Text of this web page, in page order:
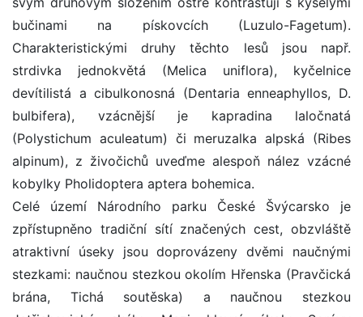
bučinami na pískovcích (Luzulo-Fagetum).
Charakteristickými druhy těchto lesů jsou např.
strdivka jednokvětá (Melica uniflora), kyčelnice
devítilistá a cibulkonosná (Dentaria enneaphyllos, D.
bulbifera), vzácnější je kapradina laločnatá
(Polystichum aculeatum) či meruzalka alpská (Ribes
alpinum), z živočichů uveďme alespoň nález vzácné
kobylky Pholidoptera aptera bohemica.
Celé území Národního parku České Švýcarsko je
zpřístupněno tradiční sítí značených cest, obzvláště
atraktivní úseky jsou doprovázeny dvěmi naučnými
stezkami: naučnou stezkou okolím Hřenska (Pravčická
brána, Tichá soutěska) a naučnou stezkou